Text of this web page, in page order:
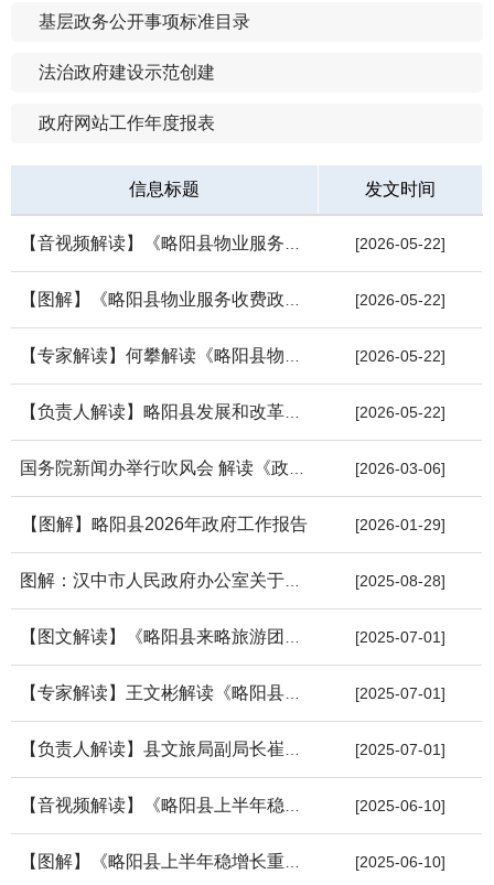
基层政务公开事项标准目录
法治政府建设示范创建
政府网站工作年度报表
信息标题 发文时间
【音视频解读】《略阳县物业服务收费政府指导价标准（试行）》 [2026-05-22]
【图解】《略阳县物业服务收费政府指导价标准（试行）》 [2026-05-22]
【专家解读】何攀解读《略阳县物业服务收费政府指导价标准（试行... [2026-05-22]
【负责人解读】略阳县发展和改革局局长辛尔康解读《略阳县物业服... [2026-05-22]
国务院新闻办举行吹风会 解读《政府工作报告》 [2026-03-06]
【图解】略阳县2026年政府工作报告 [2026-01-29]
图解：汉中市人民政府办公室关于公布行政许可事项清单（2024年版... [2025-08-28]
【图文解读】《略阳县来略旅游团队奖励办法》 [2025-07-01]
【专家解读】王文彬解读《略阳县来略旅游团队奖励办法》 [2025-07-01]
【负责人解读】县文旅局副局长崔丹解读《略阳县来略旅游团队奖励... [2025-07-01]
【音视频解读】《略阳县上半年稳增长重点工作任务措施》 [2025-06-10]
【图解】《略阳县上半年稳增长重点工作任务措施》 [2025-06-10]